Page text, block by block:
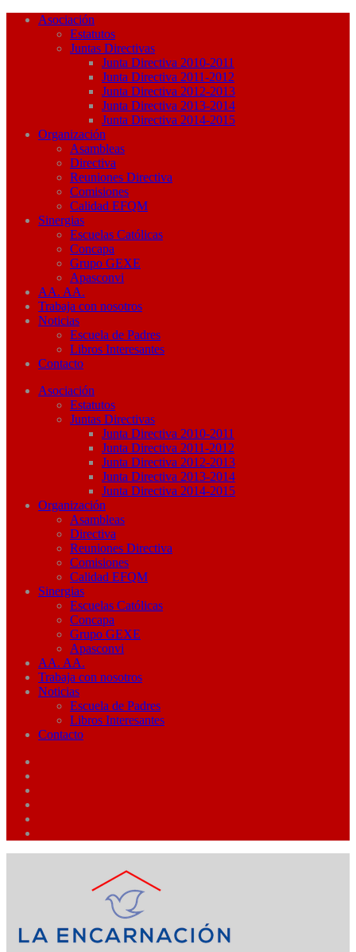
Asociación
Estatutos
Juntas Directivas
Junta Directiva 2010-2011
Junta Directiva 2011-2012
Junta Directiva 2012-2013
Junta Directiva 2013-2014
Junta Directiva 2014-2015
Organización
Asambleas
Directiva
Reuniones Directiva
Comisiones
Calidad EFQM
Sinergias
Escuelas Católicas
Concapa
Grupo GEXE
Apasconvi
AA. AA.
Trabaja con nosotros
Noticias
Escuela de Padres
Libros Interesantes
Contacto
Asociación
Estatutos
Juntas Directivas
Junta Directiva 2010-2011
Junta Directiva 2011-2012
Junta Directiva 2012-2013
Junta Directiva 2013-2014
Junta Directiva 2014-2015
Organización
Asambleas
Directiva
Reuniones Directiva
Comisiones
Calidad EFQM
Sinergias
Escuelas Católicas
Concapa
Grupo GEXE
Apasconvi
AA. AA.
Trabaja con nosotros
Noticias
Escuela de Padres
Libros Interesantes
Contacto